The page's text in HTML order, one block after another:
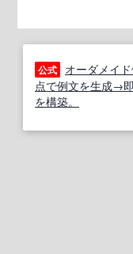
公式
オーダメイ
点で例文を生成→
を構築。